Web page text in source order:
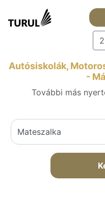
Autósiskolák,
-
További más